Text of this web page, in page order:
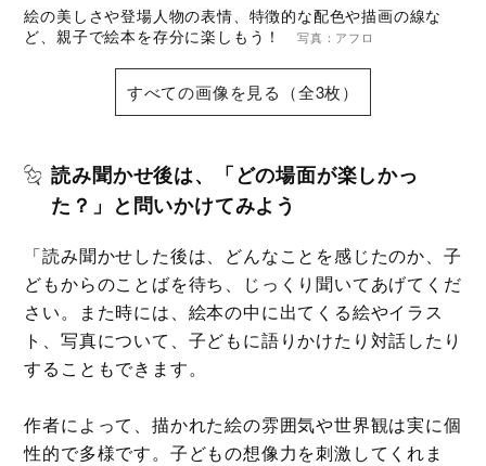
絵の美しさや登場人物の表情、特徴的な配色や描画の線な
ど、親子で絵本を存分に楽しもう！写真：アフロ
すべての画像を見る（全3枚）
読み聞かせ後は、「どの場面が楽しかっ
た？」と問いかけてみよう
「読み聞かせした後は、どんなことを感じたのか、子
どもからのことばを待ち、じっくり聞いてあげてくだ
さい。また時には、絵本の中に出てくる絵やイラス
ト、写真について、子どもに語りかけたり対話したり
することもできます。
作者によって、描かれた絵の雰囲気や世界観は実に個
性的で多様です。子どもの想像力を刺激してくれま